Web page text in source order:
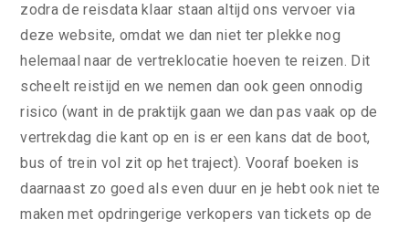
zodra de reisdata klaar staan altijd ons vervoer via
deze website, omdat we dan niet ter plekke nog
helemaal naar de vertreklocatie hoeven te reizen. Dit
scheelt reistijd en we nemen dan ook geen onnodig
risico (want in de praktijk gaan we dan pas vaak op de
vertrekdag die kant op en is er een kans dat de boot,
bus of trein vol zit op het traject). Vooraf boeken is
daarnaast zo goed als even duur en je hebt ook niet te
maken met opdringerige verkopers van tickets op de